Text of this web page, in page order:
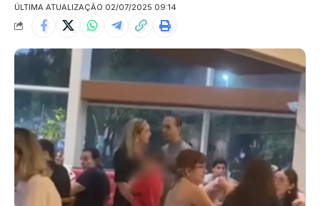
ÚLTIMA ATUALIZAÇÃO 02/07/2025 09:14